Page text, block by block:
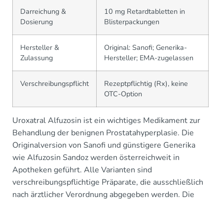
Darreichung &
Dosierung
10 mg Retardtabletten in
Blisterpackungen
Hersteller &
Zulassung
Original: Sanofi; Generika-
Hersteller; EMA-zugelassen
Verschreibungspflicht
Rezeptpflichtig (Rx), keine
OTC-Option
Uroxatral Alfuzosin ist ein wichtiges Medikament zur
Behandlung der benignen Prostatahyperplasie. Die
Originalversion von Sanofi und günstigere Generika
wie Alfuzosin Sandoz werden österreichweit in
Apotheken geführt. Alle Varianten sind
verschreibungspflichtige Präparate, die ausschließlich
nach ärztlicher Verordnung abgegeben werden. Die